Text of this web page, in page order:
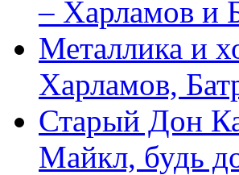
– Харламов и
Металлика и
Харламов,
Старый Дон
Майкл, будь